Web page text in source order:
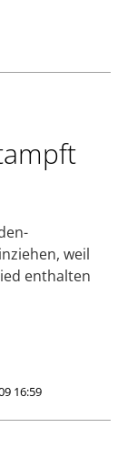
weil
enthalten
16:59